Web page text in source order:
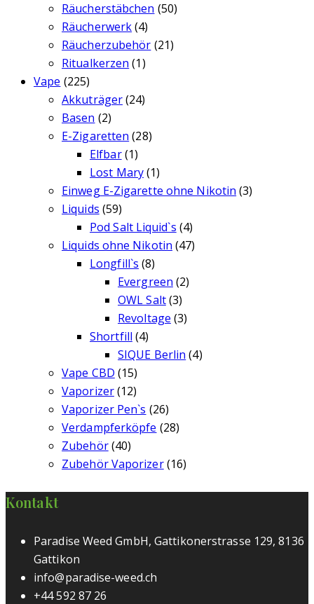
Räucherstäbchen (50)
Räucherwerk(4)
Räucherzubehör (21)
Ritualkerzen (1)
Vape (225)
Akkuträger(24)
Basen (2)
E-Zigaretten (28)
Elfbar(1)
Lost Mary(1)
Einweg E-Zigarette ohne Nikotin (3)
Liquids (59)
Pod Salt Liquid`s (4)
Liquids ohne Nikotin (47)
Longfill`s (8)
Evergreen (2)
OWL Salt(3)
Revoltage (3)
Shortfill (4)
SIQUE Berlin (4)
Vape CBD (15)
Vaporizer(12)
Vaporizer Pen`s (26)
Verdampferköpfe (28)
Zubehör(40)
Zubehör Vaporizer(16)
Kontakt
Paradise Weed GmbH, Gattikonerstrasse 129, 8136
Gattikon
info@paradise-weed.ch
+44 592 87 26